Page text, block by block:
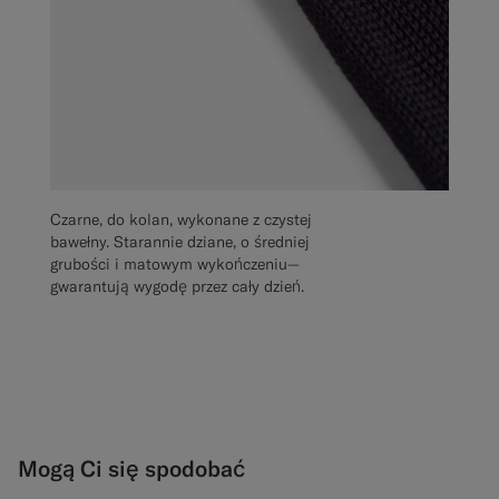
Czarne, do kolan, wykonane z czystej
bawełny. Starannie dziane, o średniej
grubości i matowym wykończeniu—
gwarantują wygodę przez cały dzień.
Mogą Ci się spodobać